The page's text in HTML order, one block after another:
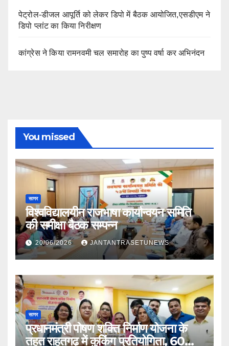
पेट्रोल-डीजल आपूर्ति को लेकर डिपो में बैठक आयोजित,एसडीएम ने
डिपो प्लांट का किया निरीक्षण
कांग्रेस ने किया रामनवमी चल समारोह का पुष्प वर्षा कर अभिनंदन
You missed
सागर
विश्वविद्यालयीन राजभाषा कार्यान्वयन समिति
की समीक्षा बैठक सम्पन्न
20/06/2026 JANTANTRASETUNEWS
सागर
प्रधानमंत्री पोषण शक्ति निर्माण योजना के
तहत राहतगढ़ में कुकिंग प्रतियोगिता, 60